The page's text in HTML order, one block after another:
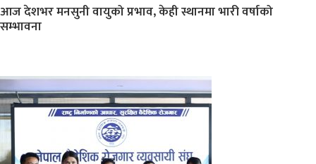
आज देशभर मनसुनी वायुको प्रभाव, केही स्थानमा भारी वर्षाको
सम्भावना